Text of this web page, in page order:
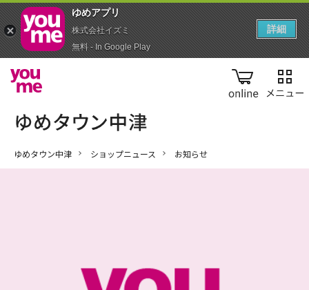
online
ゆめタウン中津 ショップニュース お知らせ
ゆめアプ‪リ‬
株式会社イズミ
無料 - In Google Play
詳細